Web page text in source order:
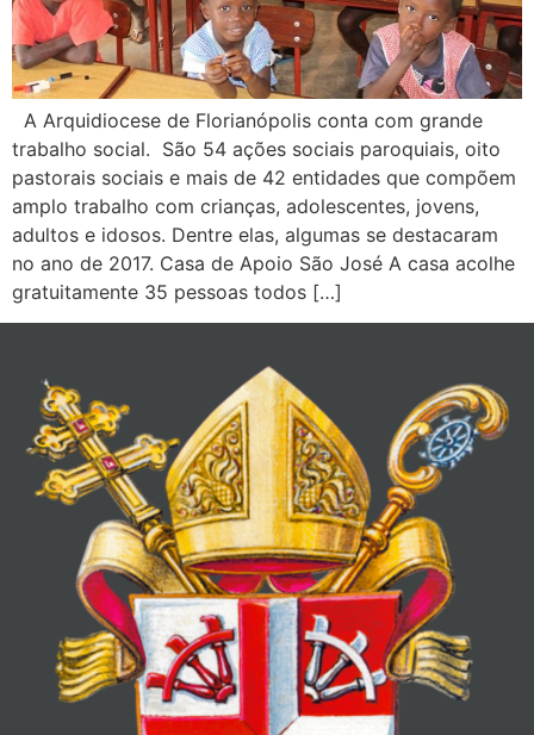
A Arquidiocese de Florianópolis conta com grande
trabalho social. São 54 ações sociais paroquiais, oito
pastorais sociais e mais de 42 entidades que compõem
amplo trabalho com crianças, adolescentes, jovens,
adultos e idosos. Dentre elas, algumas se destacaram
no ano de 2017. Casa de Apoio São José A casa acolhe
gratuitamente 35 pessoas todos […]